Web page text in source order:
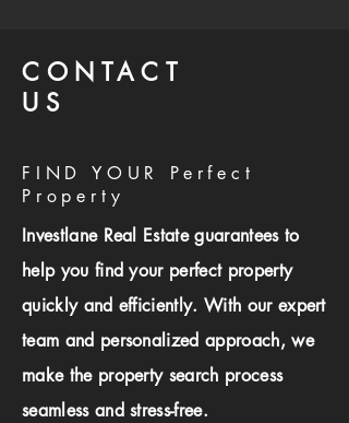
CONTACT
US
FIND YOUR Perfect
Property
Investlane Real Estate guarantees to
help you find your perfect property
quickly and efficiently. With our expert
team and personalized approach, we
make the property search process
seamless and stress-free.